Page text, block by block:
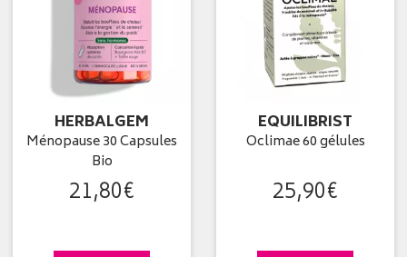
HERBALGEM
Ménopause 30 Capsules
Bio
21,80€
EQUILIBRIST
Oclimae 60 gélules
25,90€